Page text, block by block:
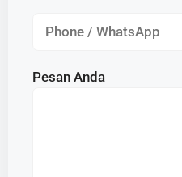
Pesan Anda